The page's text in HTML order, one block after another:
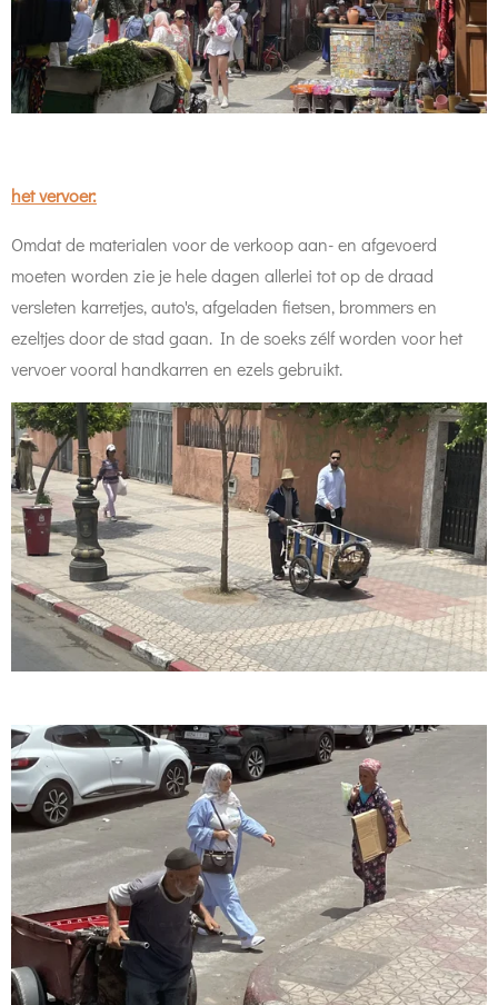
het vervoer:
Omdat de materialen voor de verkoop aan- en afgevoerd
moeten worden zie je hele dagen allerlei tot op de draad
versleten karretjes, auto's, afgeladen fietsen, brommers en
ezeltjes door de stad gaan. In de soeks zélf worden voor het
vervoer vooral handkarren en ezels gebruikt.